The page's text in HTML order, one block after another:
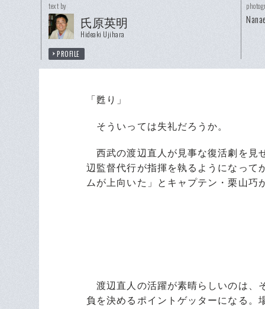
text by
氏原英明
Hideaki Ujihara
PROFILE
「甦り」
そういっては失礼だろうか。
西武の渡辺直人が見事な復活劇を見
辺監督代行が指揮を執るようになって
ムが上向いた」とキャプテン・栗山巧
渡辺直人の活躍が素晴らしいのは、
負を決めるポイントゲッターになる。